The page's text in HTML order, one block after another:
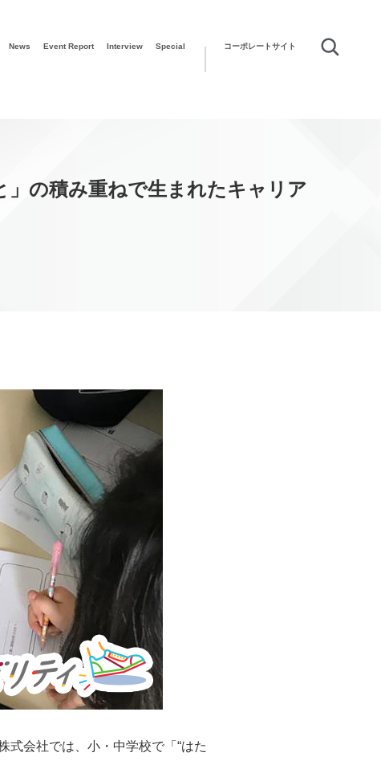
News Event Report Interview Special コーポレートサイト
の積み重ねで生まれたキャリア
式会社では、小・中学校で「“はた